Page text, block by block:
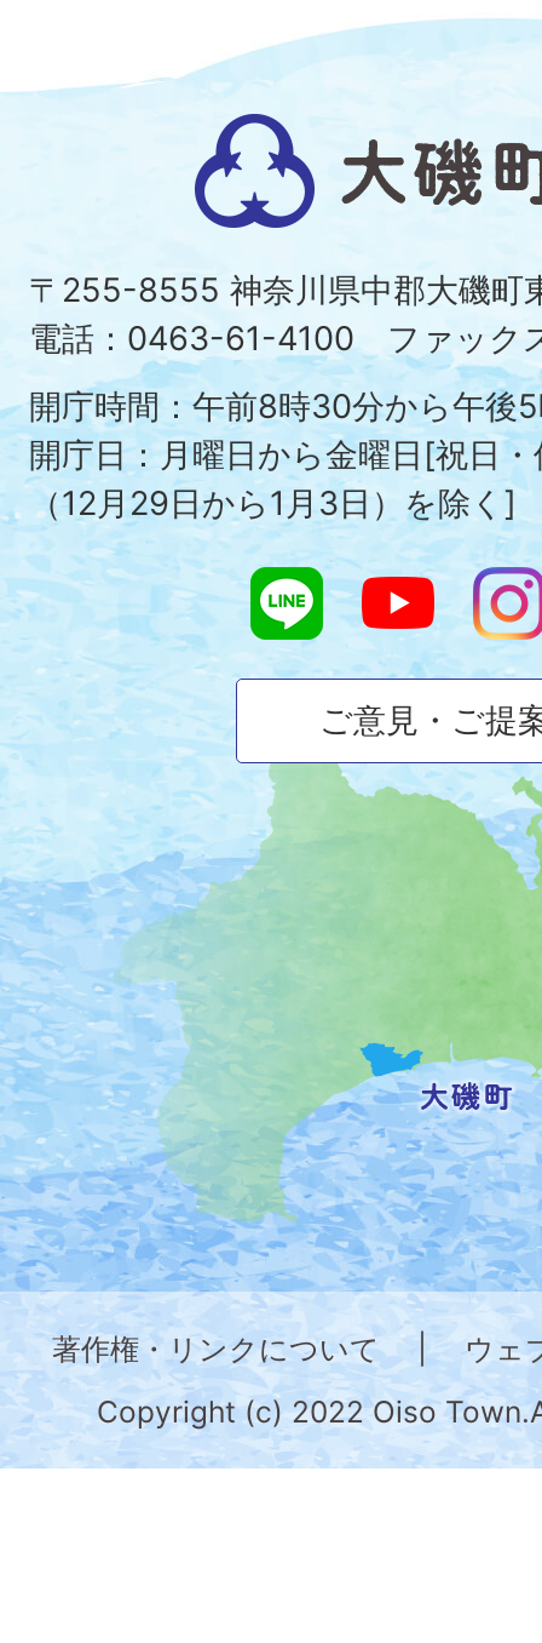
磯
町
の
位
置
を
記
し
た
地
図。
神
奈
川
県
の
大
磯
町
〒255-8555 神奈川県中郡大磯
電話：0463-61-4100 ファック
開庁時間：午前8時30分から午後
開庁日：月曜日から金曜日[祝日
（12月29日から1月3日）を除く]
ご意見・ご提
著作権・リンクについて
ウェ
Copyright (c) 2022 Oiso